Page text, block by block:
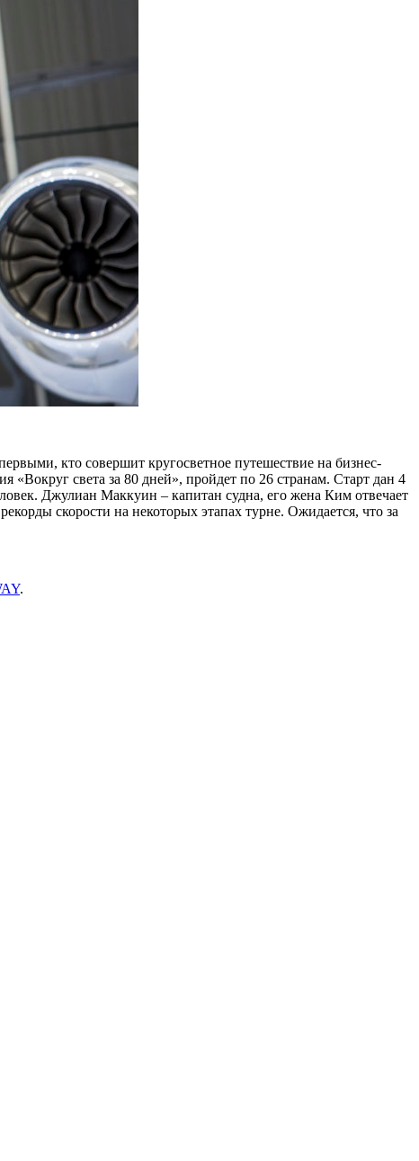
кто совершит кругосветное путешествие на бизнес-
«Вокруг света за 80 дней», пройдет по 26 странам. Старт дан 4
Джулиан Маккуин – капитан судна, его жена Ким отвечает
скорости на некоторых этапах турне. Ожидается, что за
.